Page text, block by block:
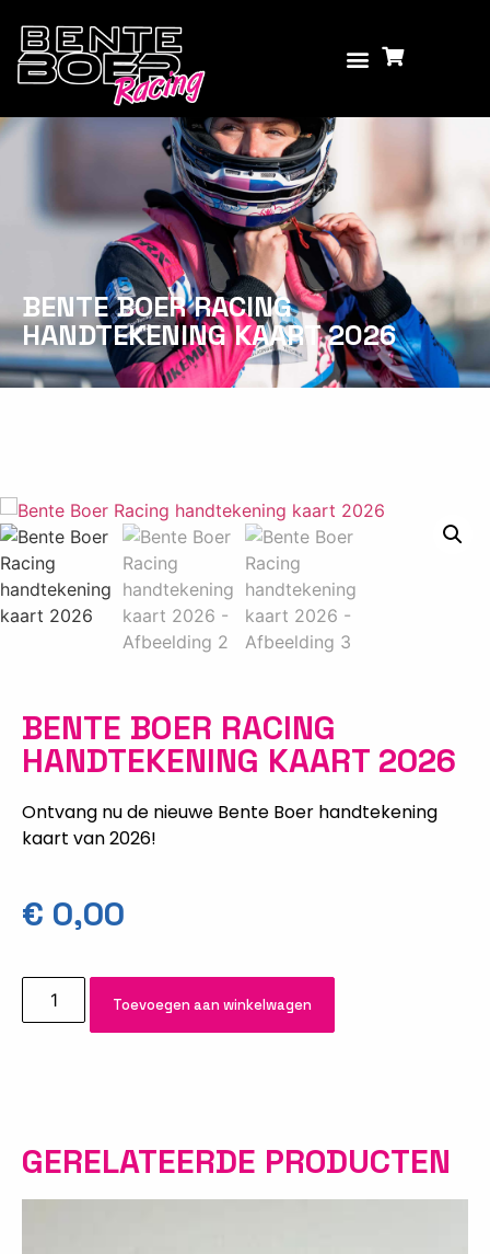
BENTE BOER RACING
HANDTEKENING KAART 2026
BENTE BOER RACING
HANDTEKENING KAART 2026
Ontvang nu de nieuwe Bente Boer handtekening
kaart van 2026!
€ 0,00
Toevoegen aan winkelwagen
GERELATEERDE PRODUCTEN